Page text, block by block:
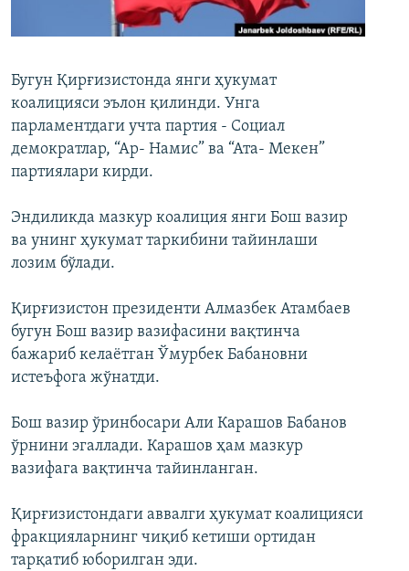
Бугун Қирғизистонда янги ҳукумат
коалицияси эълон қилинди. Унга
парламентдаги учта партия - Социал
демократлар, “Ар- Намис” ва “Ата- Мекен”
партиялари кирди.
Эндиликда мазкур коалиция янги Бош вазир
ва унинг ҳукумат таркибини тайинлаши
лозим бўлади.
Қирғизистон президенти Алмазбек Атамбаев
бугун Бош вазир вазифасини вақтинча
бажариб келаётган Ўмурбек Бабановни
истеъфога жўнатди.
Бош вазир ўринбосари Али Карашов Бабанов
ўрнини эгаллади. Карашов ҳам мазкур
вазифага вақтинча тайинланган.
Қирғизистондаги аввалги ҳукумат коалицияси
фракцияларнинг чиқиб кетиши ортидан
тарқатиб юборилган эди.